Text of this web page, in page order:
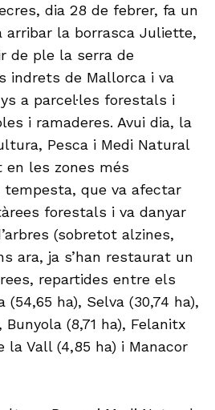
dia 28 de febrer, fa un
arribar la borrasca Juliette,
de ple la serra de
indrets de Mallorca i va
a parcel·les forestals i
i ramaderes. Avui dia, la
Pesca i Medi Natural
les zones més
tempesta, que va afectar
forestals i va danyar
(sobretot alzines,
ara, ja s’han restaurat un
repartides entre els
(54,65 ha), Selva (30,74 ha),
(8,71 ha), Felanitx
la Vall (4,85 ha) i Manacor